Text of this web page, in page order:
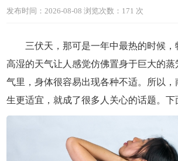
发布时间：2026-08-08 浏览次数：171 次
三伏天，那可是一年中最热的时候，
高湿的天气让人感觉仿佛置身于巨大的蒸
气里，身体很容易出现各种不适。所以
生更适宜，就成了很多人关心的话题。下